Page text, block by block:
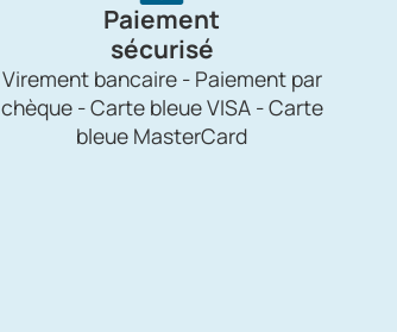
Paiement
sécurisé
Virement bancaire - Paiement par
chèque - Carte bleue VISA - Carte
bleue MasterCard